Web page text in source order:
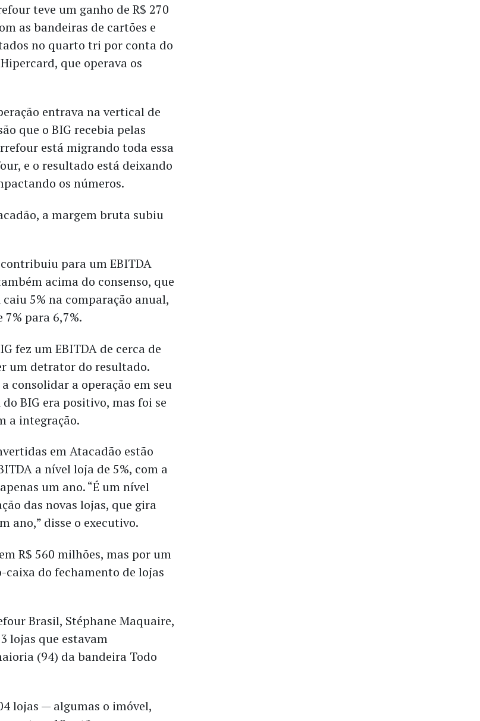
teve um ganho de R$ 270
as bandeiras de cartões e
no quarto tri por conta do
que operava os
entrava na vertical de
que o BIG recebia pelas
está migrando toda essa
e o resultado está deixando
os números.
a margem bruta subiu
para um EBITDA
acima do consenso, que
5% na comparação anual,
para 6,7%.
fez um EBITDA de cerca de
um detrator do resultado.
consolidar a operação em seu
BIG era positivo, mas foi se
a integração.
em Atacadão estão
a nível loja de 5%, com a
um ano. “É um nível
das novas lojas, que gira
ano,” disse o executivo.
R$ 560 milhões, mas por um
do fechamento de lojas
Brasil, Stéphane Maquaire,
lojas que estavam
(94) da bandeira Todo
lojas — algumas o imóvel,